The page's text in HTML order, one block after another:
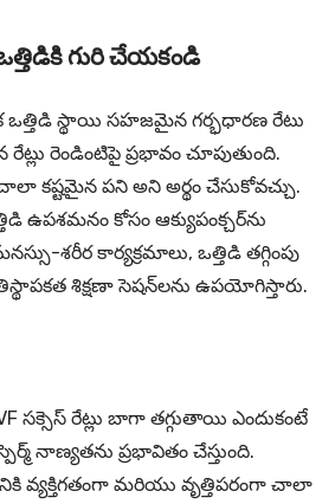
గురి చేయకండి
ఒత్తిడి స్థాయి సహజమైన గర్భధారణ రేటు
రెండింటిపై ప్రభావం చూపుతుంది.
కష్టమైన పని అని అర్థం చేసుకోవచ్చు.
ఉపశమనం కోసం ఆక్యుపంక్చర్‌ను
శరీర కార్యక్రమాలు, ఒత్తిడి తగ్గింపు
శిక్షణా సెషన్‌లను ఉపయోగిస్తారు.
సక్సెస్ రేట్లు బాగా తగ్గుతాయి ఎందుకంటే
నాణ్యతను ప్రభావితం చేస్తుంది.
మరియు వృత్తిపరంగా చాలా